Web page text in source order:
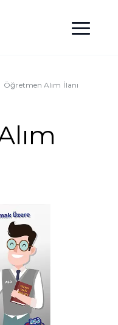
Öğretmen Alım İlanı